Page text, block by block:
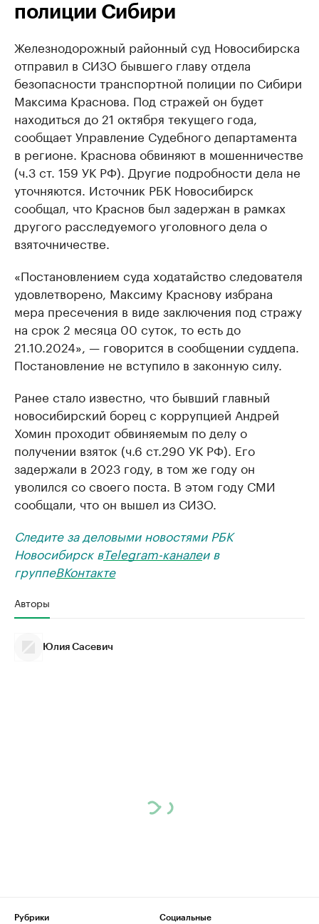
полиции Сибири
Железнодорожный районный суд Новосибирска
отправил в СИЗО бывшего главу отдела
безопасности транспортной полиции по Сибири
Максима Краснова. Под стражей он будет
находиться до 21 октября текущего года,
сообщает Управление Судебного департамента
в регионе. Краснова обвиняют в мошенничестве
(ч.3 ст. 159 УК РФ). Другие подробности дела не
уточняются. Источник РБК Новосибирск
сообщал, что Краснов был задержан в рамках
другого расследуемого уголовного дела о
взяточничестве.
«Постановлением суда ходатайство следователя
удовлетворено, Максиму Краснову избрана
мера пресечения в виде заключения под стражу
на срок 2 месяца 00 суток, то есть до
21.10.2024», — говорится в сообщении суддепа.
Постановление не вступило в законную силу.
Ранее стало известно, что бывший главный
новосибирский борец с коррупцией Андрей
Хомин проходит обвиняемым по делу о
получении взяток (ч.6 ст.290 УК РФ). Его
задержали в 2023 году, в том же году он
уволился со своего поста. В этом году СМИ
сообщали, что он вышел из СИЗО.
Следите за деловыми новостями РБК
Новосибирск вTelegram-каналеи в
группеВКонтакте
Авторы
Юлия Сасевич
Рубрики
Социальные